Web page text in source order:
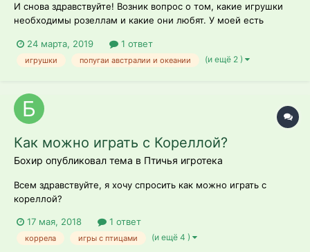
И снова здравствуйте! Возник вопрос о том, какие игрушки
необходимы розеллам и какие они любят. У моей есть
купили колокольчик на деревянных кольцах. Колокольчик ей
понравился, грызелку грызёт по необходимости. Но вот хочу
24 марта, 2019 1 ответ
игрушки попугаи австралии и океании (и ещё 2 )
Как можно играть с Кореллой?
Бохир опубликовал тема в Птичья игротека
Всем здравствуйте, я хочу спросить как можно играть с
кореллой?
17 мая, 2018 1 ответ
коррела игры с птицами (и ещё 4 )